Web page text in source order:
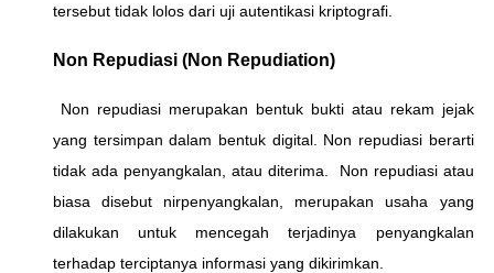
tersebut tidak lolos dari uji autentikasi kriptografi.
Non Repudiasi (Non Repudiation)
Non repudiasi merupakan bentuk bukti atau rekam jejak
yang tersimpan dalam bentuk digital. Non repudiasi berarti
tidak ada penyangkalan, atau diterima. Non repudiasi atau
biasa disebut nirpenyangkalan, merupakan usaha yang
dilakukan untuk mencegah terjadinya penyangkalan
terhadap terciptanya informasi yang dikirimkan.